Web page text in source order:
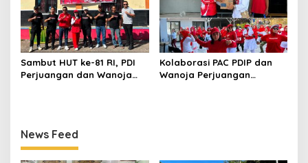
Sambut HUT ke-81 RI, PDI
Perjuangan dan Wanoja
Kolaborasi PAC PDIP dan
Wanoja Perjuangan
News Feed